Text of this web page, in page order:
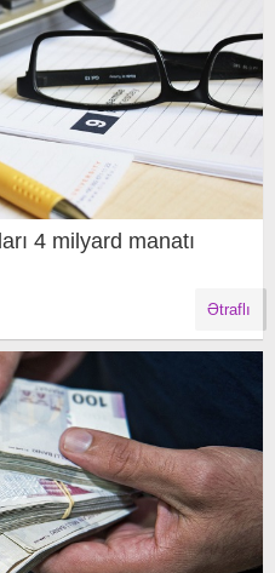
4 milyard manatı
Ətraflı